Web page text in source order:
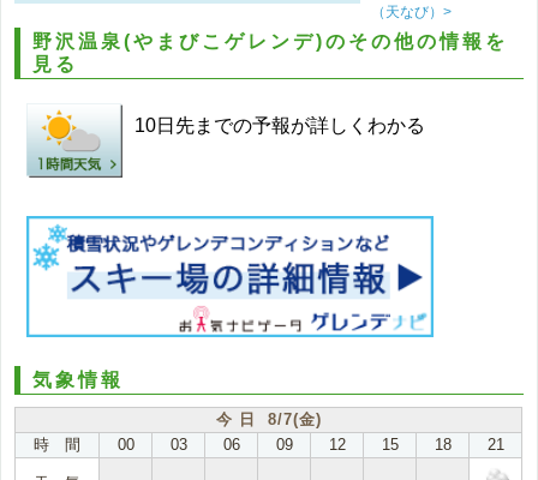
（天なび）>
野沢温泉(やまびこゲレンデ)のその他の情報を
見る
10日先までの予報が詳しくわかる
気象情報
今 日 8/7(金)
時 間
00 03 06 09 12 15 18 21